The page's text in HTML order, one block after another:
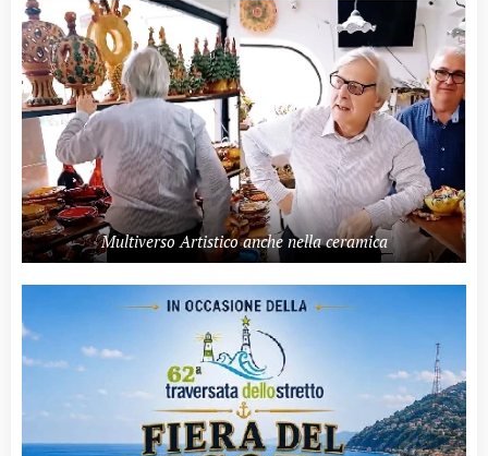
Multiverso Artistico anche nella ceramica